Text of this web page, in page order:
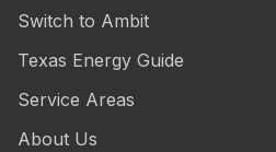
Switch to Ambit
Texas Energy Guide
Service Areas
About Us